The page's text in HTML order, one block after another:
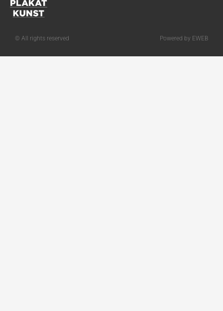
© All rights reserved Powered by EWEB